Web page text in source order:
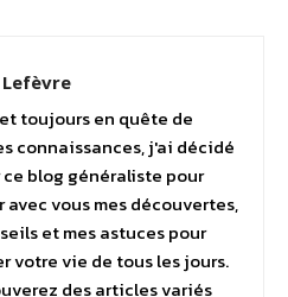
toujours en quête de
connaissances, j'ai décidé
ce blog généraliste pour
avec vous mes découvertes,
et mes astuces pour
votre vie de tous les jours.
des articles variés